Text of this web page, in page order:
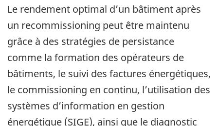
Le rendement optimal d’un bâtiment après
un recommissioning peut être maintenu
grâce à des stratégies de persistance
comme la formation des opérateurs de
bâtiments, le suivi des factures énergétiques,
le commissioning en continu, l’utilisation des
systèmes d’information en gestion
énergétique (SIGE), ainsi que le diagnostic